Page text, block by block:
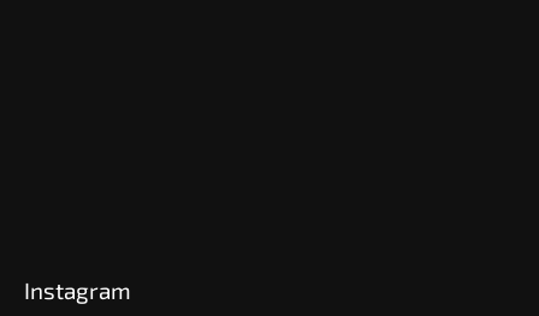
Instagram